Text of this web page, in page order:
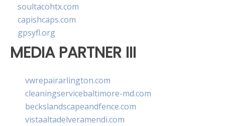
soultacohtx.com
capishcaps.com
gpsyfl.org
MEDIA PARTNER III
vwrepairarlington.com
cleaningservicebaltimore-md.com
beckslandscapeandfence.com
vistaaltadelveramendi.com